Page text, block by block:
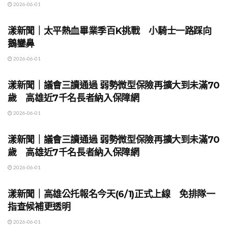
2026-06-01
漾新聞｜太平熱血畢業季百K挑戰 小騎士一路踩向
鵝鑾鼻
2026-06-01
漾新聞｜議會三讀通過 弱勢微型保險再擴大到未滿70
歲 高雄近7千名長者納入保障網
2026-06-01
漾新聞｜議會三讀通過 弱勢微型保險再擴大到未滿70
歲 高雄近7千名長者納入保障網
2026-06-01
漾新聞｜高雄公托報名今天(6/1)正式上線 免排隊一
指查候補更透明
2026-06-01